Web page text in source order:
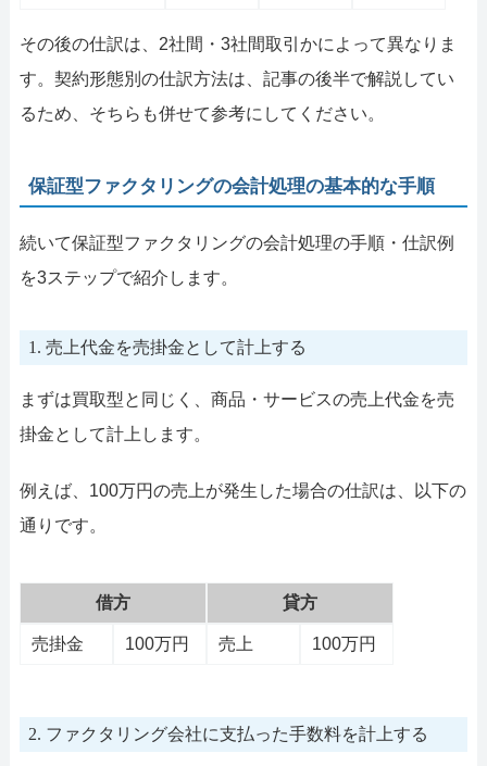
その後の仕訳は、2社間・3社間取引かによって異なりま
す。契約形態別の仕訳方法は、記事の後半で解説してい
るため、そちらも併せて参考にしてください。
保証型ファクタリングの会計処理の基本的な手順
続いて保証型ファクタリングの会計処理の手順・仕訳例
を3ステップで紹介します。
1. 売上代金を売掛金として計上する
まずは買取型と同じく、商品・サービスの売上代金を売
掛金として計上します。
例えば、100万円の売上が発生した場合の仕訳は、以下の
通りです。
借方 貸方
売掛金 100万円 売上 100万円
2. ファクタリング会社に支払った手数料を計上する